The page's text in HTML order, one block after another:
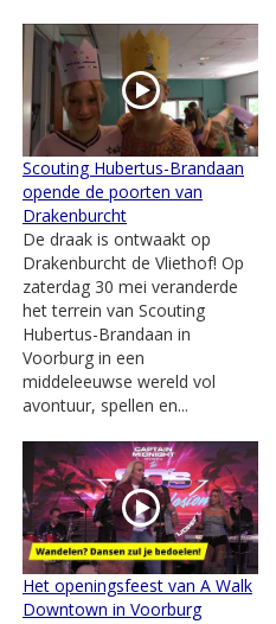
Scouting Hubertus-Brandaan
opende de poorten van
Drakenburcht
De draak is ontwaakt op
Drakenburcht de Vliethof! Op
zaterdag 30 mei veranderde
het terrein van Scouting
Hubertus-Brandaan in
Voorburg in een
middeleeuwse wereld vol
avontuur, spellen en...
Het openingsfeest van A Walk
Downtown in Voorburg